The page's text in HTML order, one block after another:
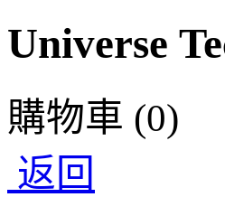
Universe
購物車 (0)
返回